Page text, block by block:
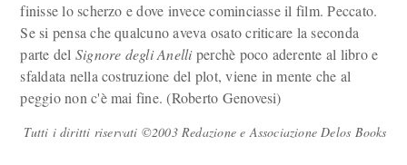
finisse lo scherzo e dove invece cominciasse il film. Peccato.
Se si pensa che qualcuno aveva osato criticare la seconda
parte del Signore degli Anelliperchè poco aderente al libro e
sfaldata nella costruzione del plot, viene in mente che al
peggio non c'è mai fine. (Roberto Genovesi)
Tutti i diritti riservati ©2003 Redazione e Associazione Delos Books